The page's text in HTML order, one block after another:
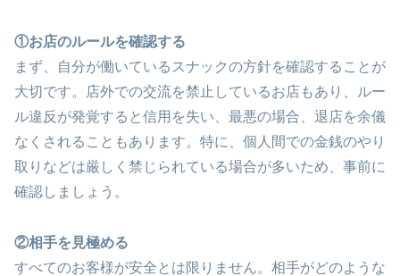
①お店のルールを確認する
まず、自分が働いているスナックの方針を確認することが
大切です。店外での交流を禁止しているお店もあり、ルー
ル違反が発覚すると信用を失い、最悪の場合、退店を余儀
なくされることもあります。特に、個人間での金銭のやり
取りなどは厳しく禁じられている場合が多いため、事前に
確認しましょう。
②相手を見極める
すべてのお客様が安全とは限りません。相手がどのような